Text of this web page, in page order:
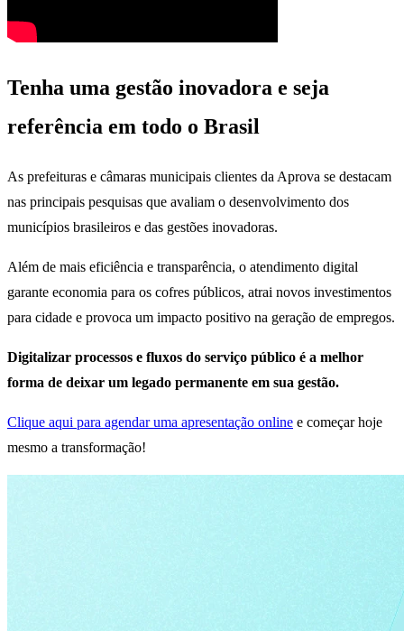
Tenha uma gestão inovadora e seja
referência em todo o Brasil
As prefeituras e câmaras municipais clientes da Aprova se destacam
nas principais pesquisas que avaliam o desenvolvimento dos
municípios brasileiros e das gestões inovadoras.
Além de mais eficiência e transparência, o atendimento digital
garante economia para os cofres públicos, atrai novos investimentos
para cidade e provoca um impacto positivo na geração de empregos.
Digitalizar processos e fluxos do serviço público é a melhor
forma de deixar um legado permanente em sua gestão.
Clique aqui para agendar uma apresentação online e começar hoje
mesmo a transformação!